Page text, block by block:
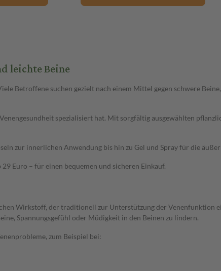
leichte Beine
Betroffene suchen gezielt nach einem Mittel gegen schwere
spezialisiert hat. Mit sorgfältig ausgewählten
zur innerlichen Anwendung bis hin zu Gel und Spray für die
Euro – für einen bequemen und sicheren Einkauf.
Wirkstoff, der traditionell zur Unterstützung der Venenfunktion
Spannungsgefühl oder Müdigkeit in den Beinen zu lindern.
zum Beispiel bei: